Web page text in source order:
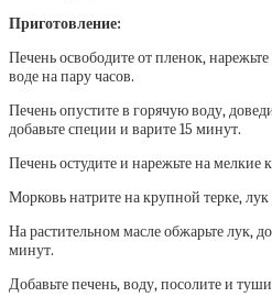
Приготовление:
Печень освободите от пленок,
воде на пару часов.
Печень опустите в горячую воду,
добавьте специи и варите 15 минут.
Печень остудите и нарежьте на мелкие
Морковь натрите на крупной терке,
На растительном масле обжарьте лук,
минут.
Добавьте печень, воду, посолите и